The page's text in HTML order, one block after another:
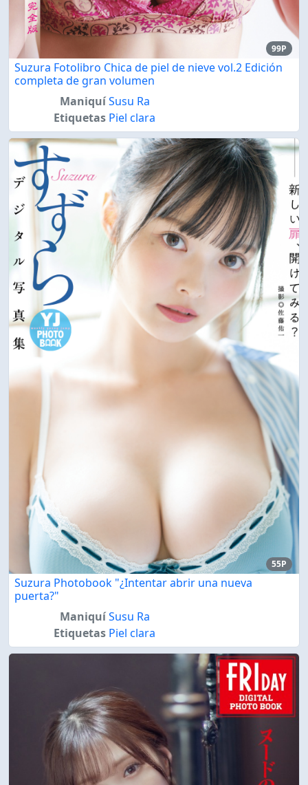
99P
Suzura Fotolibro Chica de piel de nieve vol.2 Edición
completa de gran volumen
ManiquíSusu Ra
Etiquetas Piel clara
55P
Suzura Photobook "¿Intentar abrir una nueva
puerta?"
ManiquíSusu Ra
Etiquetas Piel clara